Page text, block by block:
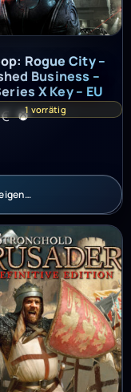
of Torment (PC) –
Rogue City –
Rogue City –
Business –
X Key – EU
€ 1 vorrätig